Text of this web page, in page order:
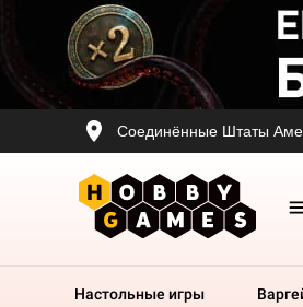
Соединённые Штаты
Настольные игры